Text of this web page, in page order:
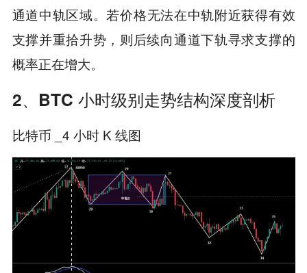
通道中轨区域。 若价格无法在中轨附近获得有效
支撑并重拾升势，则后续向通道下轨寻求支撑的
概率正在增大。
2、BTC 小时级别走势结构深度剖析
比特币 _4 小时 K 线图